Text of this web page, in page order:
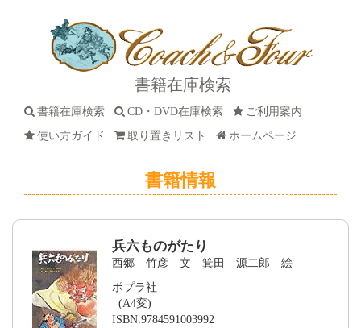
書籍在庫検索
書籍在庫検索 CD・DVD在庫検索
ご利用案内
使い方ガイド
取り置きリスト ホームページ
書籍情報
兵六ものがたり
西郷 竹彦 文 箕田 源二郎 絵
ポプラ社
(A4変)
ISBN:9784591003992